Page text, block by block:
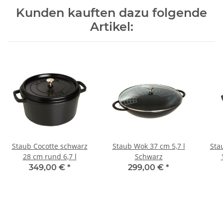
Kunden kauften dazu folgende
Artikel:
Staub Cocotte schwarz
28 cm rund 6,7 l
349,00 € *
Staub Wok 37 cm 5,7 l
Schwarz
299,00 € *